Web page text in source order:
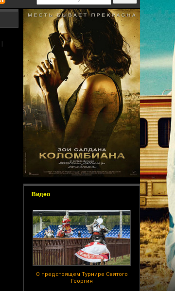
Видео
О предстоящем Турнире Святого
Георгия
|